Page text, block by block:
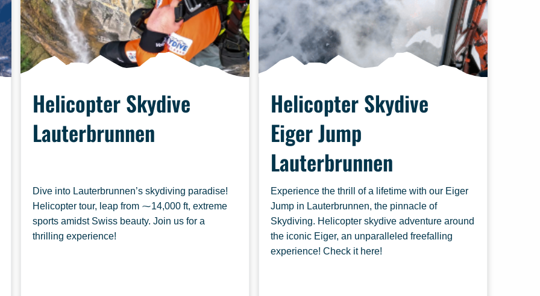
Helicopter Skydive
Lauterbrunnen
Dive into Lauterbrunnen’s skydiving paradise!
Helicopter tour, leap from ⁓14,000 ft, extreme
sports amidst Swiss beauty. Join us for a
thrilling experience!
Helicopter Skydive
Eiger Jump
Lauterbrunnen
Experience the thrill of a lifetime with our Eiger
Jump in Lauterbrunnen, the pinnacle of
Skydiving. Helicopter skydive adventure around
the iconic Eiger, an unparalleled freefalling
experience! Check it here!